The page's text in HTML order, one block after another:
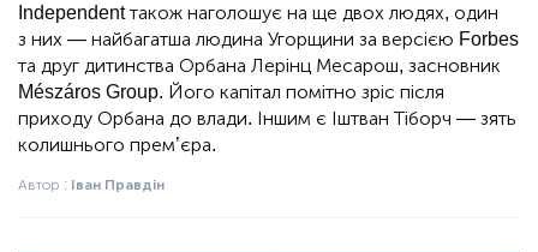
Independent також наголошує на ще двох людях, один
з них — найбагатша людина Угорщини за версією Forbes
та друг дитинства Орбана Лерінц Месарош, засновник
Mészáros Group. Його капітал помітно зріс після
приходу Орбана до влади. Іншим є Іштван Тіборч — зять
колишнього прем’єра.
Автор : Іван Правдін